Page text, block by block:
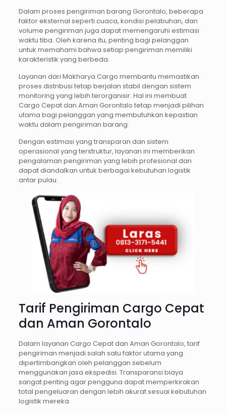
Dalam proses pengiriman barang Gorontalo, beberapa
faktor eksternal seperti cuaca, kondisi pelabuhan, dan
volume pengiriman juga dapat memengaruhi estimasi
waktu tiba. Oleh karena itu, penting bagi pelanggan
untuk memahami bahwa setiap pengiriman memiliki
karakteristik yang berbeda.
Layanan dari Makharya Cargo membantu memastikan
proses distribusi tetap berjalan stabil dengan sistem
monitoring yang lebih terorganisir. Hal ini membuat
Cargo Cepat dan Aman Gorontalo tetap menjadi pilihan
utama bagi pelanggan yang membutuhkan kepastian
waktu dalam pengiriman barang.
Dengan estimasi yang transparan dan sistem
operasional yang terstruktur, layanan ini memberikan
pengalaman pengiriman yang lebih profesional dan
dapat diandalkan untuk berbagai kebutuhan logistik
antar pulau.
Tarif Pengiriman Cargo Cepat
dan Aman Gorontalo
Dalam layanan Cargo Cepat dan Aman Gorontalo, tarif
pengiriman menjadi salah satu faktor utama yang
dipertimbangkan oleh pelanggan sebelum
menggunakan jasa ekspedisi. Transparansi biaya
sangat penting agar pengguna dapat memperkirakan
total pengeluaran dengan lebih akurat sesuai kebutuhan
logistik mereka.